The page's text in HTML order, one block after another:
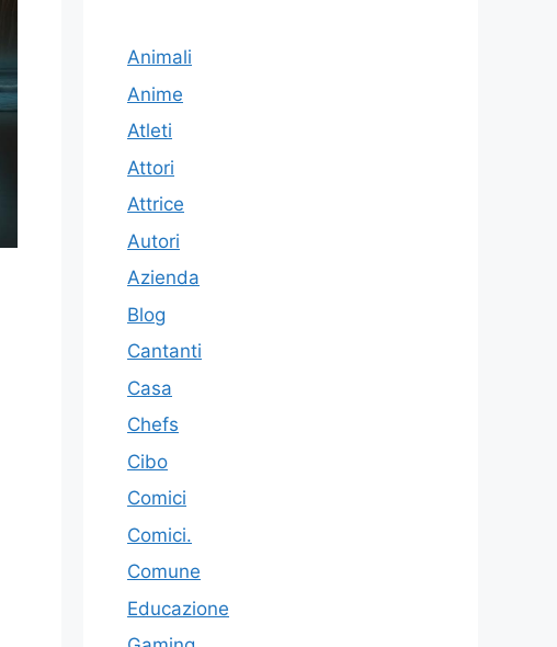
Animali
Anime
Atleti
Attori
Attrice
Autori
Azienda
Blog
Cantanti
Casa
Chefs
Cibo
Comici
Comici.
Comune
Educazione